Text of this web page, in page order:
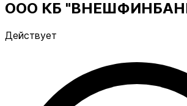
ООО КБ
Действует